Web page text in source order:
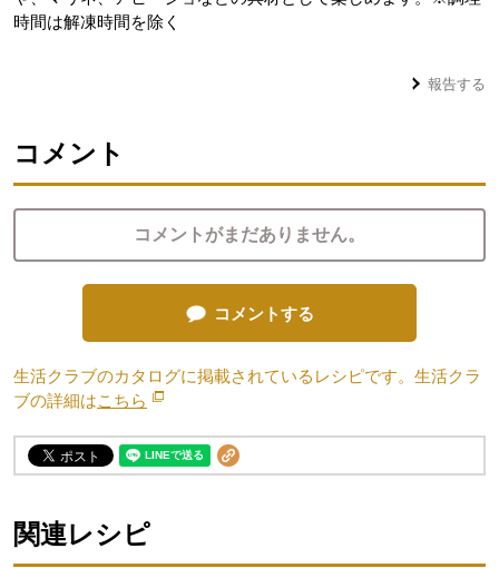
時間は解凍時間を除く
報告する
コメント
コメントがまだありません。
コメントする
生活クラブのカタログに掲載されているレシピです。生活クラ
ブの詳細はこちら 別のウィンドウで開きます。
関連レシピ